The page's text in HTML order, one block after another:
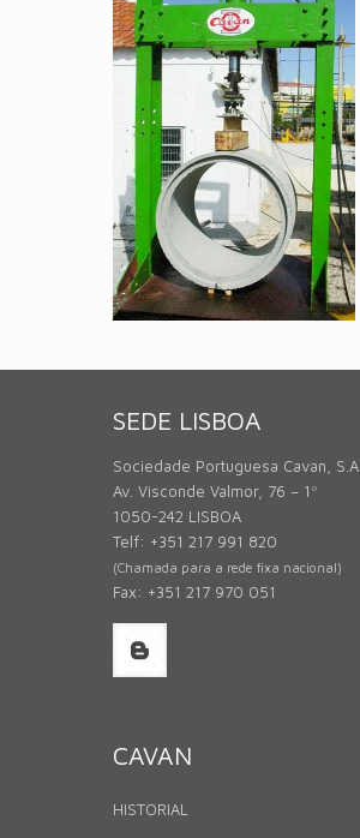
SEDE LISBOA
Sociedade Portuguesa Cavan, S.A
Av. Visconde Valmor, 76 – 1º
1050-242 LISBOA
Telf: +351 217 991 820
(Chamada para a rede fixa nacional)
Fax: +351 217 970 051
CAVAN
HISTORIAL